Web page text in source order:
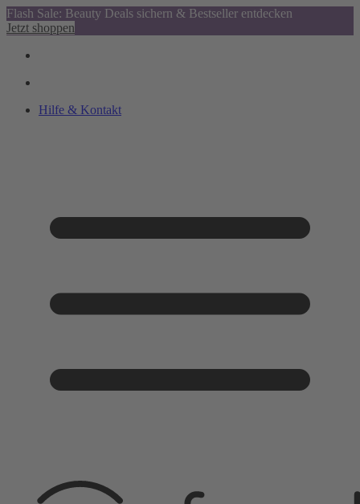
Flash Sale: Beauty Deals sichern & Bestseller entdecken
Jetzt shoppen
Hilfe & Kontakt